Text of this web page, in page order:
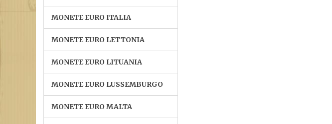
MONETE EURO ITALIA
MONETE EURO LETTONIA
MONETE EURO LITUANIA
MONETE EURO LUSSEMBURGO
MONETE EURO MALTA